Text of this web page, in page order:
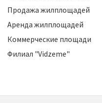
Продажа жилплощадей
Аренда жилплощадей
Коммерческие площади
Филиал "Vidzeme"